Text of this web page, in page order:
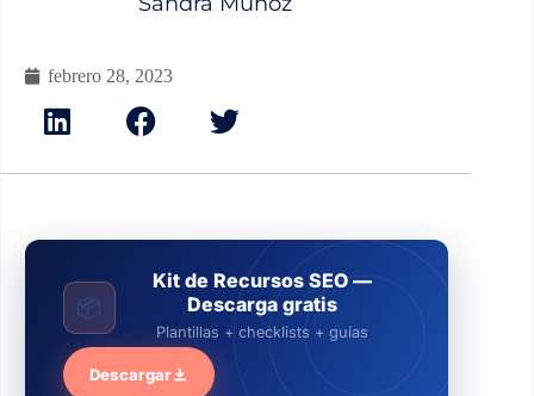
febrero 28, 2023
📦
Kit de Recursos SEO —
Descarga gratis
Plantillas + checklists + guías
Descargar